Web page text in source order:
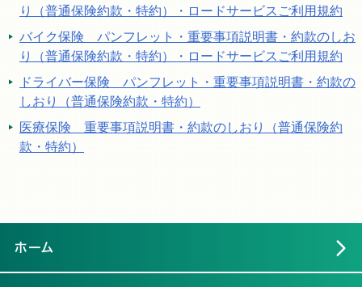
り（普通保険約款・特約）・ロードサービスご利用規約
バイク保険 パンフレット・重要事項説明書・約款のしお
り（普通保険約款・特約）・ロードサービスご利用規約
ドライバー保険 パンフレット・重要事項説明書・約款の
しおり（普通保険約款・特約）
医療保険 重要事項説明書・約款のしおり（普通保険約
款・特約）
ホーム